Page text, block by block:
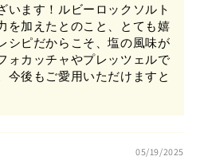
います！ルビーロックソルト
を加えたとのこと、とても嬉
シピだからこそ、塩の風味が
ォカッチャやプレッツェルで
今後もご愛用いただけますと
05/19/2025